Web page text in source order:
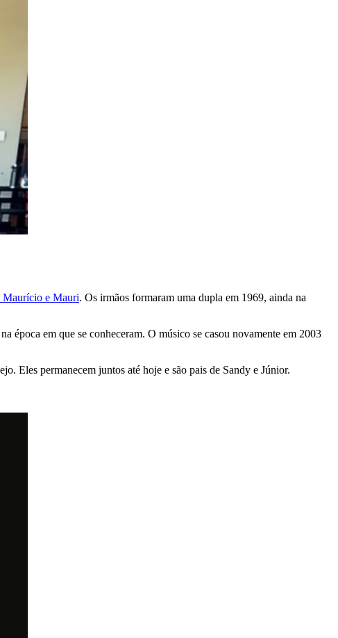
Maurício e Mauri. Os irmãos formaram uma dupla em 1969, ainda na
em que se conheceram. O músico se casou novamente em 2003
Eles permanecem juntos até hoje e são pais de Sandy e Júnior.